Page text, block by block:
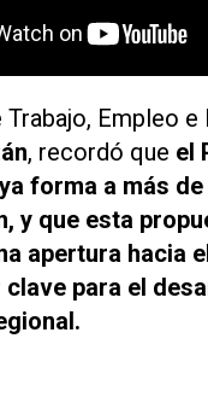
Empleo e
, recordó que el
forma a más
y que esta
apertura hacia
clave para el